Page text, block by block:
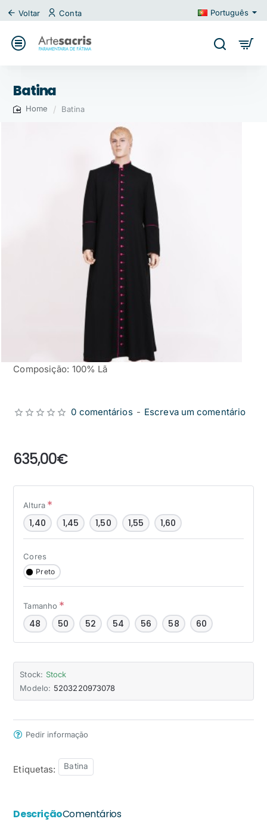
Voltar Conta Português
Batina
Batina
Composição: 100% Lã
Stock: Stock
Modelo: 5203220973078
0 comentários - Escreva um comentário
635,00€
Altura
1,40 1,45 1,50 1,55 1,60
Cores
Preto
Tamanho
48 50 52 54 56 58 60
Pedir informação
Etiquetas: Batina
DescriçãoComentários